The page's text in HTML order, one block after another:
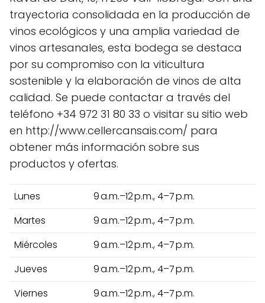
trayectoria consolidada en la producción de
vinos ecológicos y una amplia variedad de
vinos artesanales, esta bodega se destaca
por su compromiso con la viticultura
sostenible y la elaboración de vinos de alta
calidad. Se puede contactar a través del
teléfono +34 972 31 80 33 o visitar su sitio web
en http://www.cellercansais.com/ para
obtener más información sobre sus
productos y ofertas.
Lunes
9 a.m.–12 p.m., 4–7 p.m.
Martes
9 a.m.–12 p.m., 4–7 p.m.
Miércoles
9 a.m.–12 p.m., 4–7 p.m.
Jueves
9 a.m.–12 p.m., 4–7 p.m.
Viernes
9 a.m.–12 p.m., 4–7 p.m.